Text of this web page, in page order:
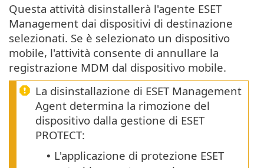
Questa attività disinstallerà l'agente ESET
Management dai dispositivi di destinazione
selezionati. Se è selezionato un dispositivo
mobile, l'attività consente di annullare la
registrazione MDM dal dispositivo mobile.
La disinstallazione di ESET Management
Agent determina la rimozione del
dispositivo dalla gestione di ESET
PROTECT:
• L'applicazione di protezione ESET